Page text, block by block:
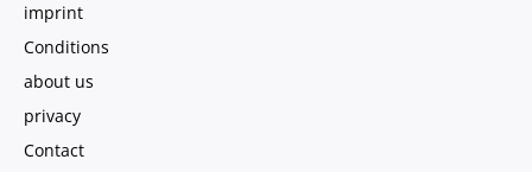
imprint
Conditions
about us
privacy
Contact